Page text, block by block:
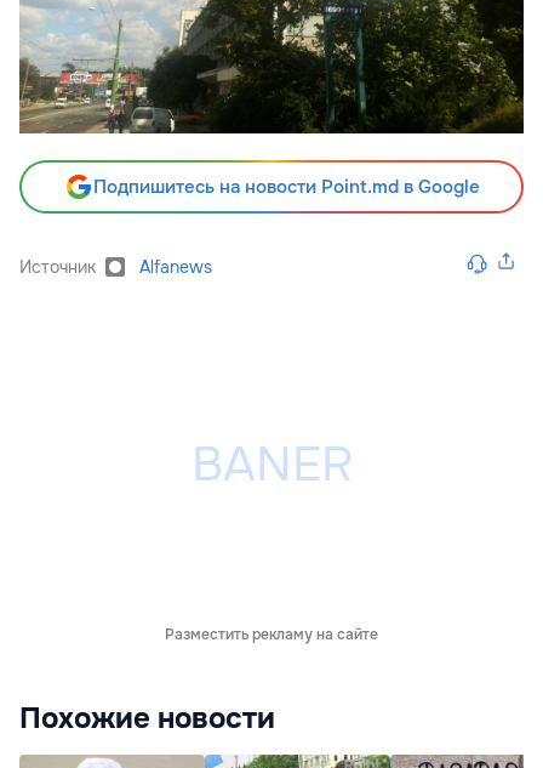
Подпишитесь на новости Point.md в Google
Источник Alfanews
Разместить рекламу на сайте
Похожие новости